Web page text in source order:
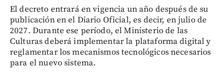
El decreto entrará en vigencia un año después de su
publicación en el Diario Oficial, es decir, en julio de
2027. Durante ese período, el Ministerio de las
Culturas deberá implementar la plataforma digital y
reglamentar los mecanismos tecnológicos necesarios
para el nuevo sistema.